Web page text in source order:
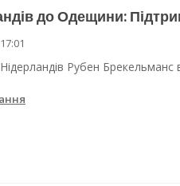
до Одещини:
Рубен